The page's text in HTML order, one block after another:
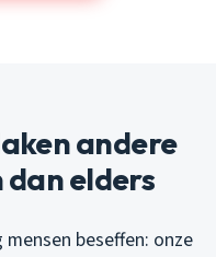
andere
elders
beseffen: onze